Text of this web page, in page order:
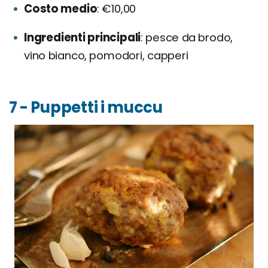
Costo medio €10,00
Ingredienti principali pesce da brodo,
vino bianco, pomodori, capperi
7 - Puppetti i muccu